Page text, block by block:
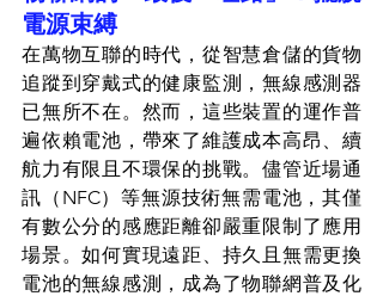
電源束縛
在萬物互聯的時代，從智慧倉儲的貨物
追蹤到穿戴式的健康監測，無線感測器
已無所不在。然而，這些裝置的運作普
遍依賴電池，帶來了維護成本高昂、續
航力有限且不環保的挑戰。儘管近場通
訊（NFC）等無源技術無需電池，其僅
有數公分的感應距離卻嚴重限制了應用
場景。如何實現遠距、持久且無需更換
電池的無線感測，成為了物聯網普及化